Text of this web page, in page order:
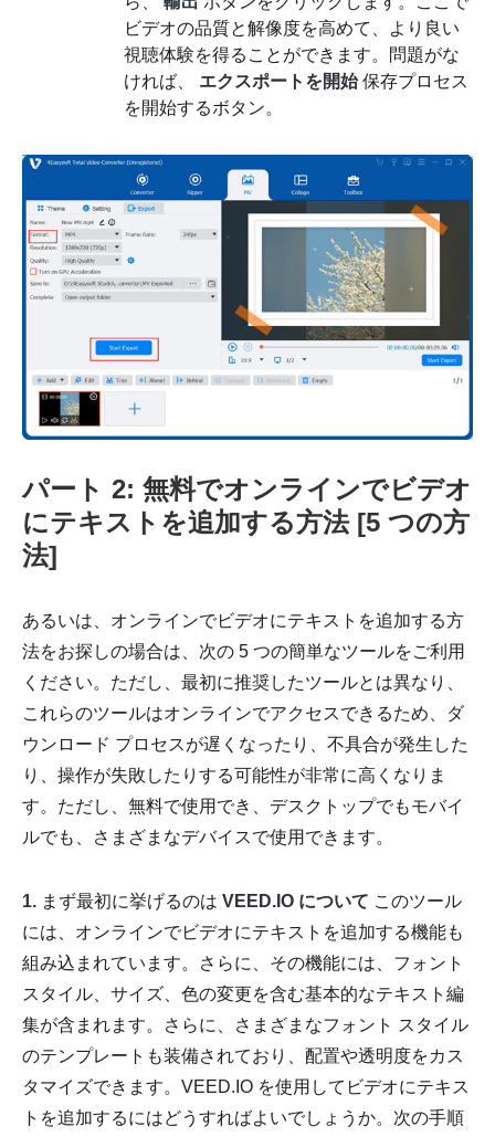
ビデオの品質と解像度を高めて、より良い
視聴体験を得ることができます。問題がな
ければ、 エクスポートを開始保存プロセス
を開始するボタン。
パート 2: 無料でオンラインでビデオ
にテキストを追加する方法 [5 つの方
法]
あるいは、オンラインでビデオにテキストを追加する方
法をお探しの場合は、次の 5 つの簡単なツールをご利用
ください。ただし、最初に推奨したツールとは異なり、
これらのツールはオンラインでアクセスできるため、ダ
ウンロード プロセスが遅くなったり、不具合が発生した
り、操作が失敗したりする可能性が非常に高くなりま
す。ただし、無料で使用でき、デスクトップでもモバイ
ルでも、さまざまなデバイスで使用できます。
1. まず最初に挙げるのは VEED.IO について このツール
には、オンラインでビデオにテキストを追加する機能も
組み込まれています。さらに、その機能には、フォント
スタイル、サイズ、色の変更を含む基本的なテキスト編
集が含まれます。さらに、さまざまなフォント スタイル
のテンプレートも装備されており、配置や透明度をカス
タマイズできます。VEED.IO を使用してビデオにテキス
トを追加するにはどうすればよいでしょうか。次の手順